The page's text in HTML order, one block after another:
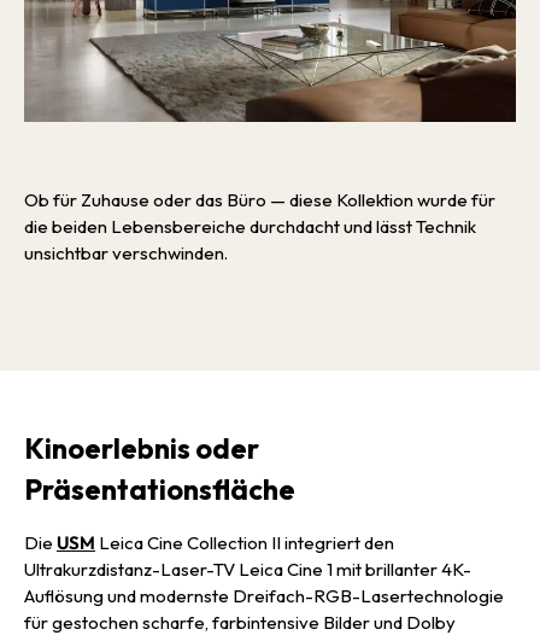
Ob für Zuhause oder das Büro — diese Kollektion wurde für
die beiden Lebensbereiche durchdacht und lässt Technik
unsichtbar verschwinden.
Kinoerlebnis oder
Präsentationsfläche
Die USM Leica Cine Collec­tion II integriert den
Ultrakurzdistanz-Laser-TV Leica Cine 1 mit brillanter 4K-
Auflösung und modernste Dreifach-RGB-Lasertechnologie
für gestochen scharfe, farbintensive Bilder und Dolby